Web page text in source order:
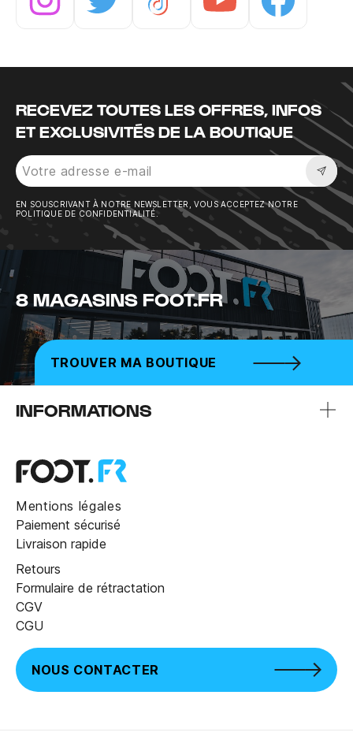
RECEVEZ TOUTES LES OFFRES, INFOS
ET EXCLUSIVITÉS DE LA BOUTIQUE
EN SOUSCRIVANT À NOTRE NEWSLETTER, VOUS ACCEPTEZ NOTRE
POLITIQUE DE CONFIDENTIALITÉ.
8 MAGASINS FOOT.FR
TROUVER MA BOUTIQUE
INFORMATIONS
Mentions légales
Paiement sécurisé
Livraison rapide
Retours
Formulaire de rétractation
CGV
CGU
NOUS CONTACTER